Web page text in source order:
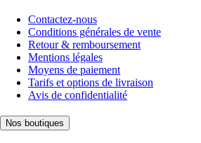
Contactez-nous
Conditions générales de vente
Retour & remboursement
Mentions légales
Moyens de paiement
Tarifs et options de livraison
Avis de confidentialité
Nos boutiques